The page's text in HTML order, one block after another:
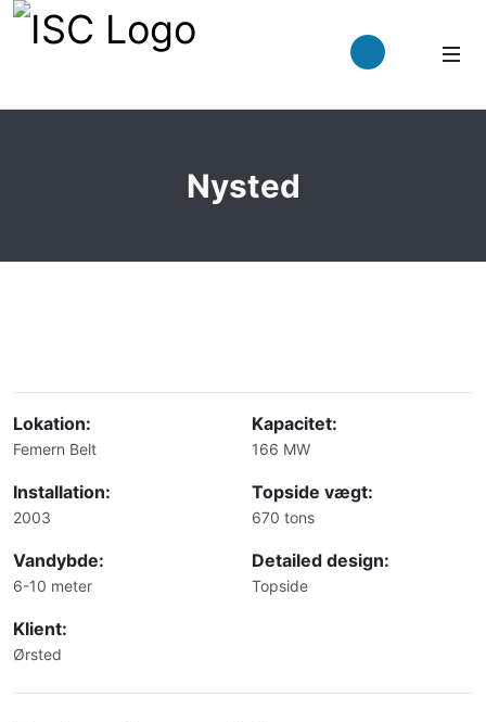
Nysted
Lokation:
Femern Belt
Kapacitet:
166 MW
Installation:
2003
Topside vægt:
670 tons
Vandybde:
6-10 meter
Detailed design:
Topside
Klient:
Ørsted